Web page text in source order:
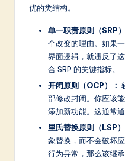
优的类结构。
单一职责原则（SRP）
个改变的理由。如果
界面逻辑，就违反了
合 SRP 的关键指标。
开闭原则（OCP）：
部修改封闭。你应该
添加新功能。这通常
里氏替换原则（LSP）
象替换，而不会破坏
行为异常，那么该继